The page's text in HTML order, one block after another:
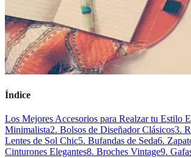
Índice
Los Mejores Accesorios para Realzar tu Estilo
Minimalista2. Bolsos de Diseñador Clásicos3.
Lentes de Sol Chic5. Bufandas de Seda6.
Cinturones Elegantes8. Broches Vintage9.